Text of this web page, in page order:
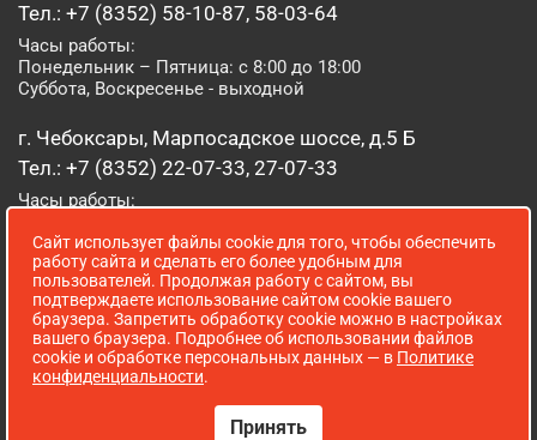
Тел.: +7 (8352) 58-10-87, 58-03-64
Часы работы:
Понедельник – Пятница: с 8:00 до 18:00
Суббота, Воскресенье - выходной
г. Чебоксары, Марпосадское шоссе, д.5 Б
Тел.: +7 (8352) 22-07-33, 27-07-33
Часы работы:
Суббота, Воскресенье: с 8:00 до 16:00
г. Йошкар-Ола, ул. Луначарского, д. 52 А
Тел.: (8362) 41-07-31
Часы работы:
Понедельник – Пятница: с 8:00 до 18:00
Сайт использует файлы cookie для того, чтобы обеспечить
работу сайта и сделать его более удобным для
пользователей. Продолжая работу с сайтом, вы
подтверждаете использование сайтом cookie вашего
браузера. Запретить обработку cookie можно в настройках
вашего браузера. Подробнее об использовании файлов
cookie и обработке персональных данных — в Политике
конфиденциальности.
Принять